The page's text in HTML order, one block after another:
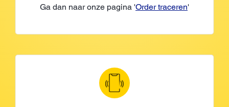
Ga dan naar onze pagina 'Order traceren'